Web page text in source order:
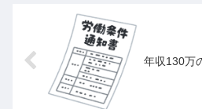
年収130万